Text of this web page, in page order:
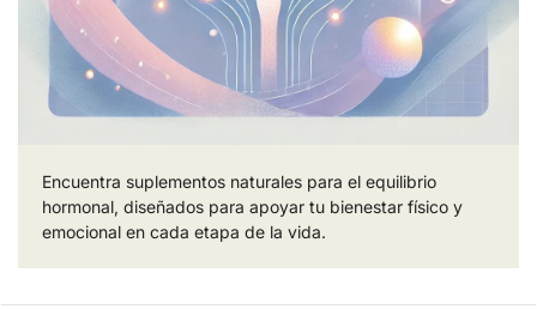
Encuentra suplementos naturales para el equilibrio
hormonal, diseñados para apoyar tu bienestar físico y
emocional en cada etapa de la vida.